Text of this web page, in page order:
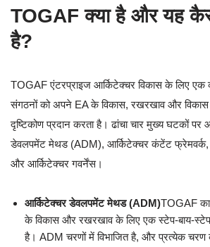
TOGAF क्या है और यह
है?
TOGAF एंटरप्राइज आर्किटेक्चर विकास के लिए एक
संगठनों को अपने EA के विकास, रखरखाव और
दृष्टिकोण प्रदान करता है। ढांचा चार मुख्य घटकों पर
डेवलपमेंट मेथड (ADM), आर्किटेक्चर कंटेंट फ्रेमवर्क,
और आर्किटेक्चर गवर्नेंस।
आर्किटेक्चर डेवलपमेंट मेथड (ADM)TOGAF
के विकास और रखरखाव के लिए एक स्टेप-बाय-स्टेप
है। ADM चरणों में विभाजित है, और प्रत्येक चरण